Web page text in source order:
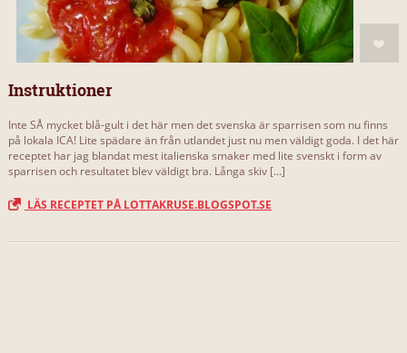
Instruktioner
Inte SÅ mycket blå-gult i det här men det svenska är sparrisen som nu finns
på lokala ICA! Lite spädare än från utlandet just nu men väldigt goda. I det här
receptet har jag blandat mest italienska smaker med lite svenskt i form av
sparrisen och resultatet blev väldigt bra. Långa skiv [...]
LÄS RECEPTET PÅ LOTTAKRUSE.BLOGSPOT.SE